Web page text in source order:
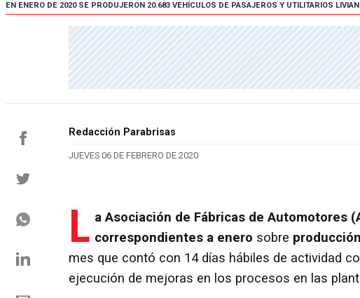
EN ENERO DE 2020 SE PRODUJERON 20.683 VEHÍCULOS DE PASAJEROS Y UTILITARIOS
Redacción Parabrisas
JUEVES 06 DE FEBRERO DE 2020
L a Asociación de Fábricas de Automotores
correspondientes a enero sobre
mes que contó con 14 días hábiles de actividad
ejecución de mejoras en los procesos en las